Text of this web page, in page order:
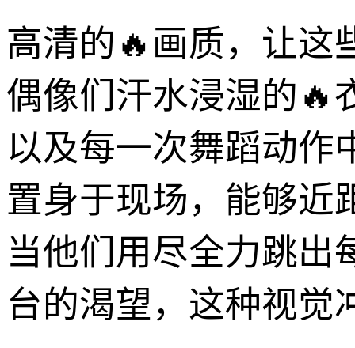
高清的🔥画质，让这
偶像们汗水浸湿的🔥
以及每一次舞蹈动作
置身于现场，能够近
当他们用尽全力跳出
台的渴望，这种视觉